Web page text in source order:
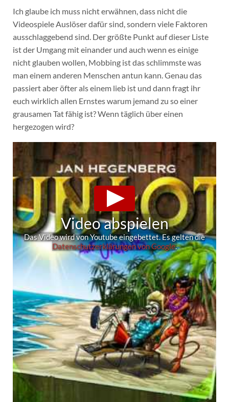
Ich glaube ich muss nicht erwähnen, dass nicht die
Videospiele Auslöser dafür sind, sondern viele Faktoren
ausschlaggebend sind. Der größte Punkt auf dieser Liste
ist der Umgang mit einander und auch wenn es einige
nicht glauben wollen, Mobbing ist das schlimmste was
man einem anderen Menschen antun kann. Genau das
passiert aber öfter als einem lieb ist und dann fragt ihr
euch wirklich allen Ernstes warum jemand zu so einer
grausamen Tat fähig ist? Wenn täglich über einen
hergezogen wird?
Video abspielen
Das Video wird von Youtube eingebettet. Es gelten die
Datenschutzerklärungen von Google.